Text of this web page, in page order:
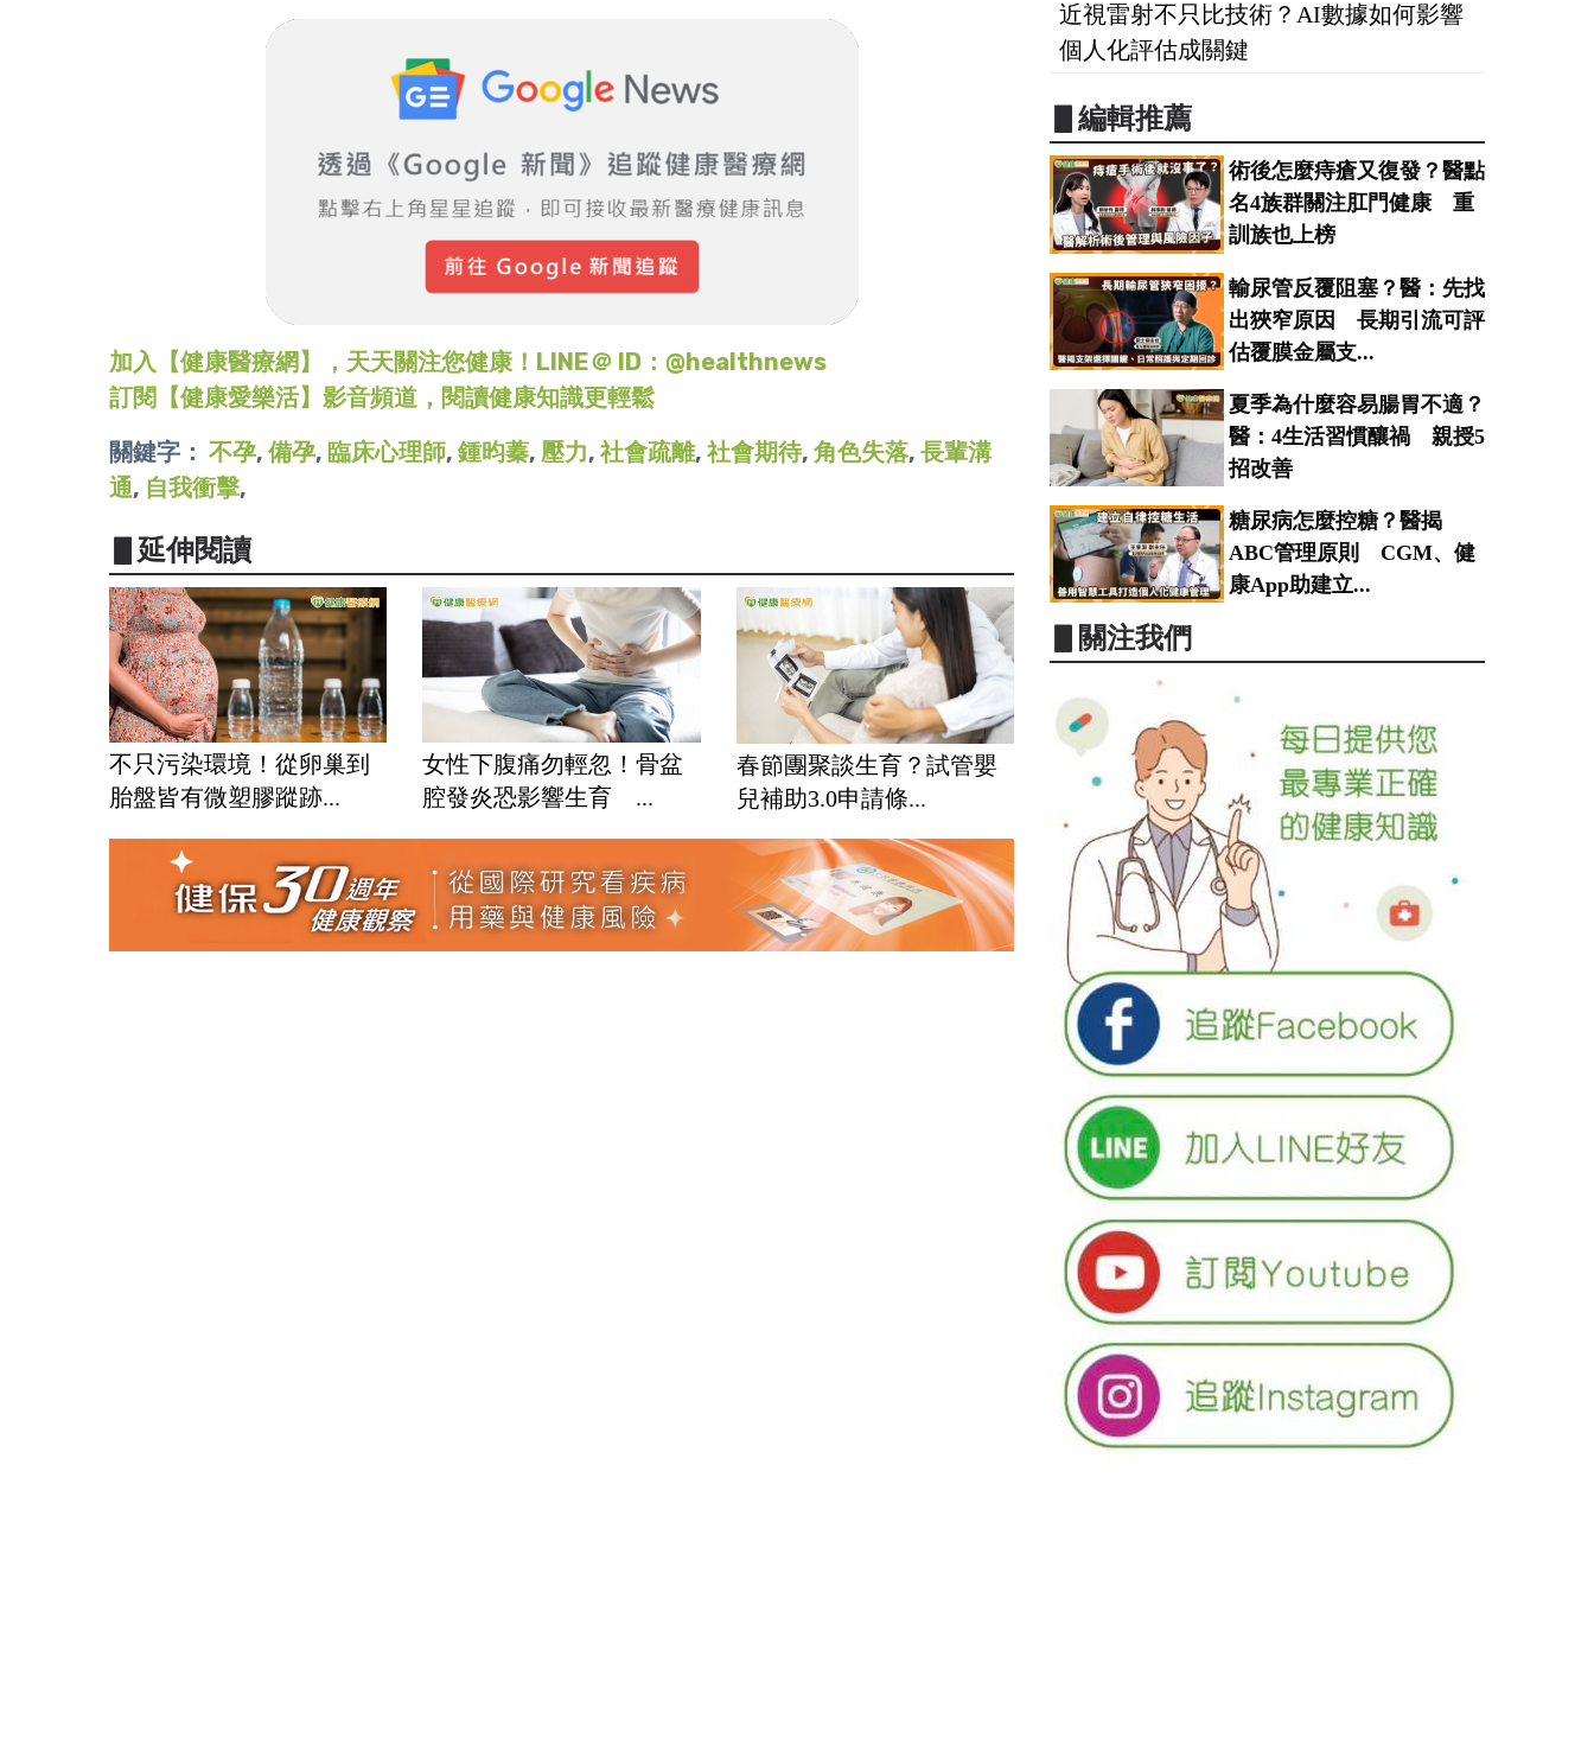
加入【健康醫療網】，天天關注您健康！LINE＠ ID：@healthnews
訂閱【健康愛樂活】影音頻道，閱讀健康知識更輕鬆
關鍵字： 不孕, 備孕, 臨床心理師, 鍾昀蓁, 壓力, 社會疏離, 社會期待, 角色失落, 長輩溝
通, 自我衝擊,
▋延伸閱讀
不只污染環境！從卵巢到
胎盤皆有微塑膠蹤跡...
女性下腹痛勿輕忽！骨盆
腔發炎恐影響生育 ...
春節團聚談生育？試管嬰
兒補助3.0申請條...
近視雷射不只比技術？AI數據如何影響
個人化評估成關鍵
▋編輯推薦
術後怎麼痔瘡又復發？醫點
名4族群關注肛門健康 重
訓族也上榜
輸尿管反覆阻塞？醫：先找
出狹窄原因 長期引流可評
估覆膜金屬支...
夏季為什麼容易腸胃不適？
醫：4生活習慣釀禍 親授5
招改善
糖尿病怎麼控糖？醫揭
ABC管理原則 CGM、健
康App助建立...
▋關注我們